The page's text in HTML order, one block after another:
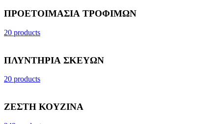
ΠΡΟΕΤΟΙΜΑΣΙΑ ΤΡΟΦΙΜΩΝ
20 products
ΠΛΥΝΤΗΡΙΑ ΣΚΕΥΩΝ
20 products
ΖΕΣΤΗ ΚΟΥΖΙΝΑ